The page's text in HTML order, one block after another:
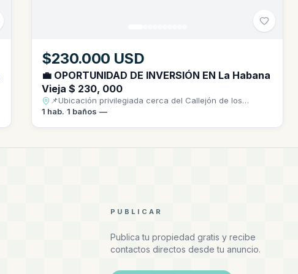
$230.000 USD
💼 OPORTUNIDAD DE INVERSIÓN EN La Habana
Vieja $ 230, 000
📌Ubicación privilegiada cerca del Callejón de los
Peluqueros, restaurante El Lucero y a pocos pasos del
1 hab.·1 baños·—
PUBLICAR
Publica tu propiedad gratis y recibe
contactos directos desde tu anuncio.